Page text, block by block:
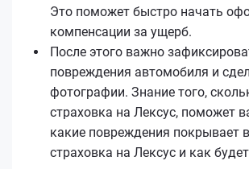
Это поможет быстро начать
компенсации за ущерб.
После этого важно
повреждения автомобиля и
фотографии. Знание того,
страховка на Лексус, поможет
какие повреждения покрывает
страховка на Лексус и как